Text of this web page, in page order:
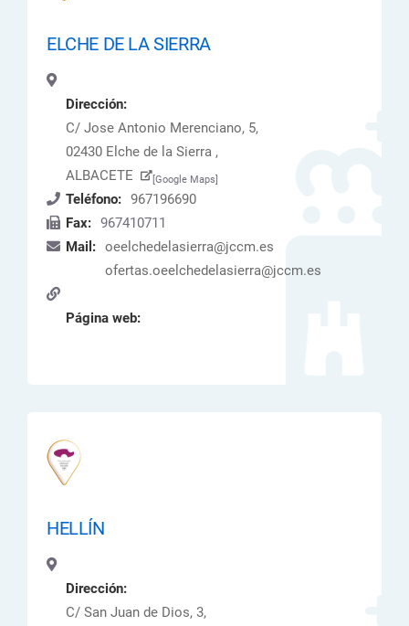
ELCHE DE LA SIERRA
Dirección:
C/ Jose Antonio Merenciano, 5,
02430 Elche de la Sierra ,
ALBACETE
[Google Maps]
Teléfono: 967196690
Fax: 967410711
Mail: oeelchedelasierra@jccm.es
ofertas.oeelchedelasierra@jccm.es
Página web:
HELLÍN
Dirección:
C/ San Juan de Dios, 3,